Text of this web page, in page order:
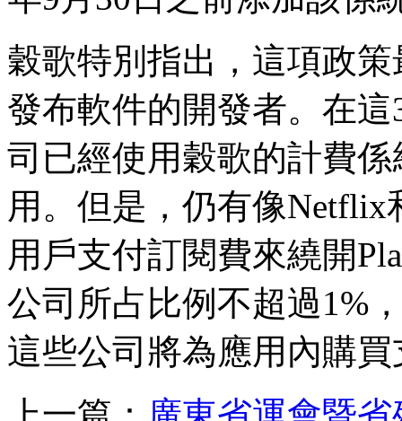
穀歌特別指出，這項政策
發布軟件的開發者。在
司已經使用穀歌的計費
用。但是，仍有像
用戶支付訂閱費來繞開
公司所占比例不超過1%
這些公司將為應用內購